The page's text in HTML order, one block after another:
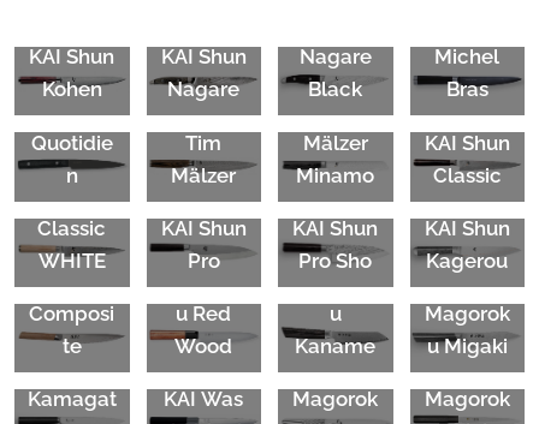
KAI Shun
Kohen
KAI Shun
Nagare
Nagare
Black
Michel
Bras
KAI
Michel
Bras
Quotidie
n
KAI Shun
Premier
Tim
Mälzer
KAI Tim
Mälzer
Minamo
KAI Shun
Classic
Classic
WHITE
KAI Shun
Pro
KAI Shun
Pro Sho
KAI Shun
Kagerou
KAI Seki
Magorok
u
Composi
te
KAI Seki
Magorok
u Red
Wood
KAI Seki
Magorok
u
Kaname
KAI Seki
Magorok
u Migaki
KAI Tim
Mälzer
Kamagat
KAI Was
KAI Seki
Magorok
KAI Seki
Magorok